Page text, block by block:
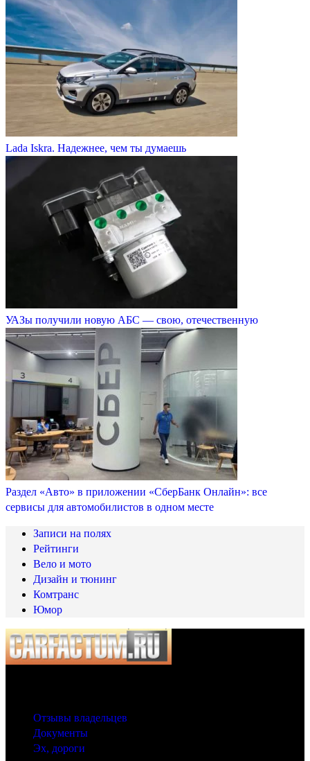
Lada Iskra. Надежнее, чем ты думаешь
УАЗы получили новую АБС — свою, отечественную
Раздел «Авто» в приложении «СберБанк Онлайн»: все
сервисы для автомобилистов в одном месте
Записи на полях
Рейтинги
Вело и мото
Дизайн и тюнинг
Комтранс
Юмор
Отзывы владельцев
Документы
Эх, дороги